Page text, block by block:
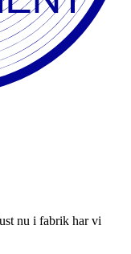
nu i fabrik har vi